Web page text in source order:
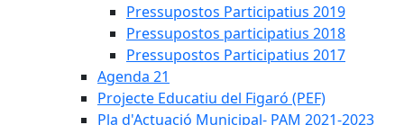
Pressupostos Participatius 2019
Pressupostos participatius 2018
Pressupostos Participatius 2017
Agenda 21
Projecte Educatiu del Figaró (PEF)
Pla d'Actuació Municipal- PAM 2021-2023